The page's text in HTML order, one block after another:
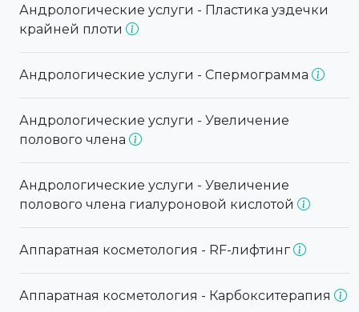
Андрологические услуги - Пластика уздечки
крайней плоти
Андрологические услуги - Спермограмма
Андрологические услуги - Увеличение
полового члена
Андрологические услуги - Увеличение
полового члена гиалуроновой кислотой
Аппаратная косметология - RF-лифтинг
Аппаратная косметология - Карбокситерапия